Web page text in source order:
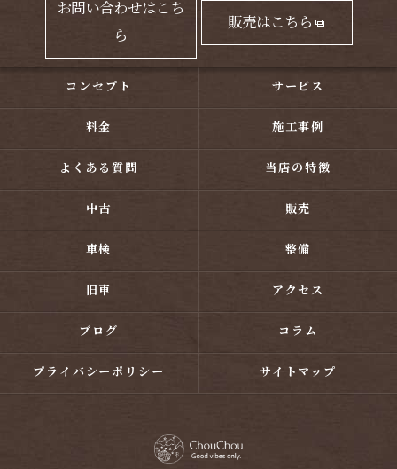
お問い合わせはこち
ら
販売はこちら
コンセプト サービス
料金 施工事例
よくある質問 当店の特徴
中古 販売
車検 整備
旧車 アクセス
ブログ コラム
プライバシーポリシー サイトマップ